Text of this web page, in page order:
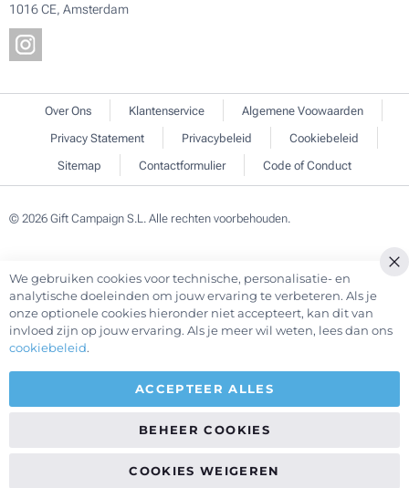
1016 CE, Amsterdam
Over Ons Klantenservice
Algemene Voowaarden
Privacy Statement
Privacybeleid
Cookiebeleid
Sitemap
Contactformulier Code of Conduct
© 2026 Gift Campaign S.L. Alle rechten voorbehouden.
We gebruiken cookies voor technische, personalisatie- en
analytische doeleinden om jouw ervaring te verbeteren. Als je
onze optionele cookies hieronder niet accepteert, kan dit van
invloed zijn op jouw ervaring. Als je meer wil weten, lees dan ons
cookiebeleid.
ACCEPTEER ALLES
BEHEER COOKIES
COOKIES WEIGEREN